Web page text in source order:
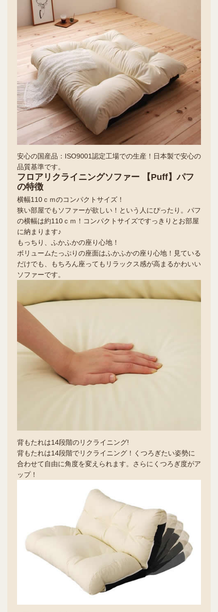
安心の国産品：ISO9001認定工場での生産！日本製で安心の
品質基準です。
フロアリクライニングソファー 【Puff】パフ
の特徴
横幅110ｃｍのコンパクトサイズ！
狭い部屋でもソファーが欲しい！という人にぴったり。パフ
の横幅は約110ｃｍ！コンパクトサイズですっきりとお部屋
に納まります♪
もっちり、ふかふかの座り心地！
ボリュームたっぷりの座面はふかふかの座り心地！見ている
だけでも、もちろん座ってもリラックス感が高まるかわいい
ソファーです。
背もたれは14段階のリクライニング!
背もたれは14段階でリクライニング！くつろぎたい姿勢に
合わせて自由に角度を変えられます。さらにくつろぎ度がア
ップ！